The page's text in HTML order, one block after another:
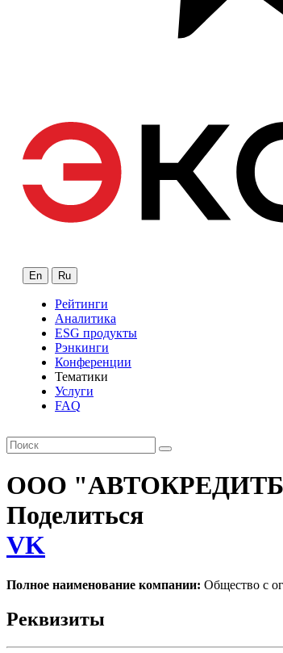
En Ru
Рейтинги
Аналитика
ESG продукты
Рэнкинги
Конференции
Тематики
Услуги
FAQ
ООО
Поделиться
VK
Полное наименование компании: Общество с
Реквизиты